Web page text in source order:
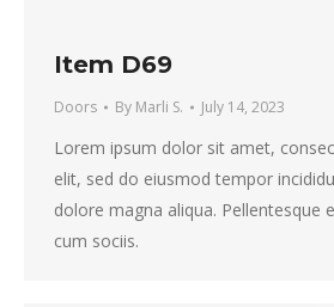
Item D69
Doors By Marli S. July 14, 2023
Lorem ipsum dolor sit amet,
elit, sed do eiusmod tempor
dolore magna aliqua. Pellentesque
cum sociis.